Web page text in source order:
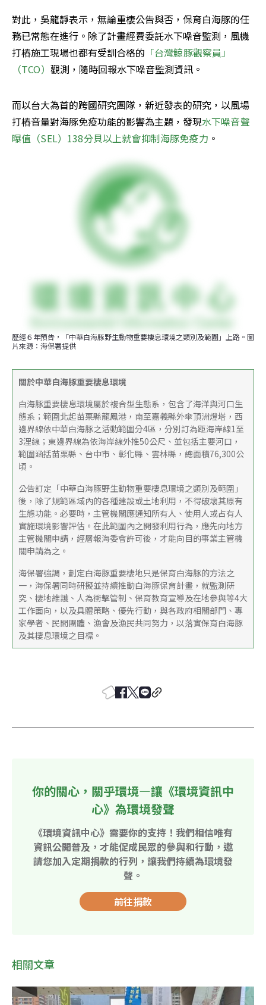
對此，吳龍靜表示，無論重棲公告與否，保育白海豚的任
務已常態在進行。除了計畫經費委託水下噪音監測，風機
打樁施工現場也都有受訓合格的 「台灣鯨豚觀察員」
（TCO） 觀測，隨時回報水下噪音監測資訊。
而以台大為首的跨國研究團隊，新近發表的研究，以風場
打樁音量對海豚免疫功能的影響為主題，發現水下噪音聲
曝值（SEL）138分貝以上就會抑制海豚免疫力 。
歷經６年預告，「中華白海豚野生動物重要棲息環境之類別及範圍」上路。圖
片來源：海保署提供
關於中華白海豚重要棲息環境
白海豚重要棲息環境屬於複合型生態系，包含了海洋與河口生
態系；範圍北起苗栗縣龍鳳港，南至嘉義縣外傘頂洲燈塔，西
邊界線依中華白海豚之活動範圍分4區，分別訂為距海岸線1至
3浬線；東邊界線為依海岸線外推50公尺、並包括主要河口，
範圍涵括苗栗縣、台中市、彰化縣、雲林縣，總面積76,300公
頃。
公告訂定「中華白海豚野生動物重要棲息環境之類別及範圍」
後，除了規範區域內的各種建設或土地利用，不得破壞其原有
生態功能。必要時，主管機關應通知所有人、使用人或占有人
實施環境影響評估。在此範圍內之開發利用行為，應先向地方
主管機關申請，經層報海委會許可後，才能向目的事業主管機
關申請為之。
海保署強調，劃定白海豚重要棲地只是保育白海豚的方法之
一，海保署同時研擬並持續推動白海豚保育計畫，就監測研
究、棲地維護、人為衝擊管制、保育教育宣導及在地參與等4大
工作面向，以及具體策略、優先行動，與各政府相關部門、專
家學者、民間團體、漁會及漁民共同努力，以落實保育白海豚
及其棲息環境之目標。
你的關心，關乎環境—讓《環境資訊中
心》為環境發聲
《環境資訊中心》需要你的支持！我們相信唯有
資訊公開普及，才能促成民眾的參與和行動，邀
請您加入定期捐款的行列，讓我們持續為環境發
聲。
前往捐款
相關文章